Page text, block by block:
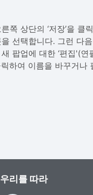
쪽 상단의 ‘저장’을
선택합니다. 그런 다음
팝업에 대한 ‘편집'(
릭하여 이름을 바꾸거
우리를 따라